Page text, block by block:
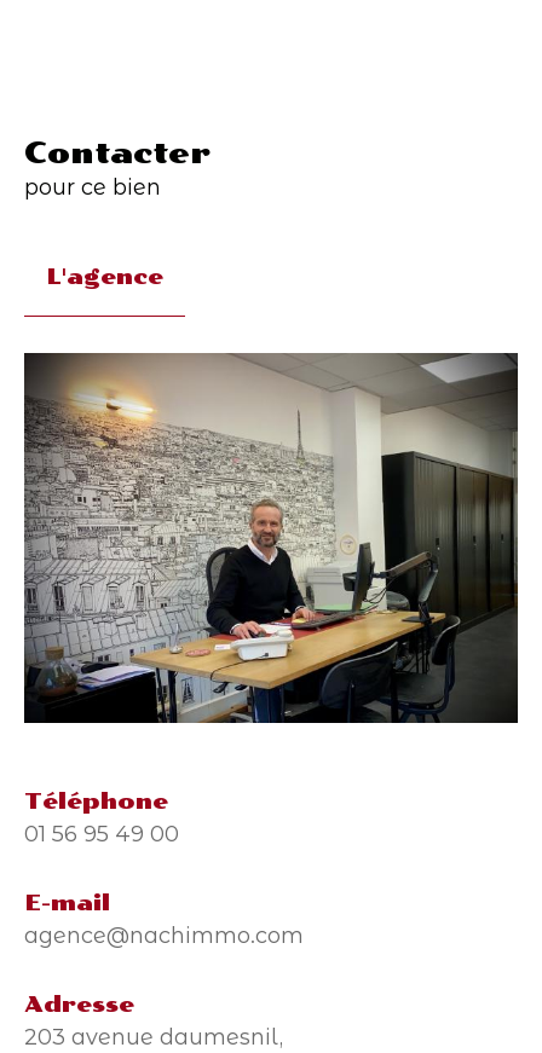
Contacter
pour ce bien
L'agence
Téléphone
01 56 95 49 00
E-mail
agence@nachimmo.com
Adresse
203 avenue daumesnil,